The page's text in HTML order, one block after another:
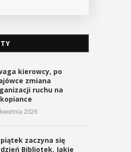
kierowcy, po
zmiana
ruchu na
2026
zaczyna się
Bibliotek. Jakie